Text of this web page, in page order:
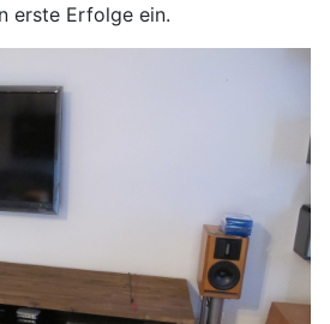
erste Erfolge ein.